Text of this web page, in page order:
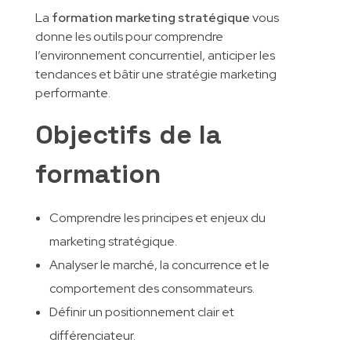
La formation marketing stratégiquevous
donne les outils pour comprendre
l’environnement concurrentiel, anticiper les
tendances et bâtir une stratégie marketing
performante.
Objectifs de la
formation
Comprendre les principes et enjeux du
marketing stratégique.
Analyser le marché, la concurrence et le
comportement des consommateurs.
Définir un positionnement clair et
différenciateur.